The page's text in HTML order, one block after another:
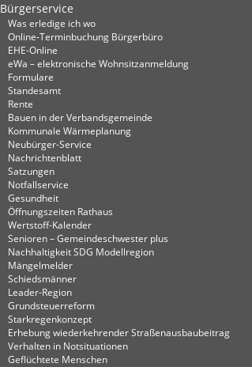
Bürgerservice
Was erledige ich wo
Online-Terminbuchung Bürgerbüro
EHE-Online
eWa – elektronische Wohnsitzanmeldung
Formulare
Standesamt
Rente
Bauen in der Verbandsgemeinde
Kommunale Wärmeplanung
Neubürger-Service
Nachrichtenblatt
Satzungen
Notfallservice
Gesundheit
Öffnungszeiten Rathaus
Wertstoff-Kalender
Senioren – Gemeindeschwester plus
Nachhaltigkeit SDG Modellregion
Mängelmelder
Schiedsmänner
Leader-Region
Grundsteuerreform
Starkregenkonzept
Erhebung wiederkehrender Straßenausbaubeitrag
Verhalten in Not­situationen
Geflüchtete Menschen